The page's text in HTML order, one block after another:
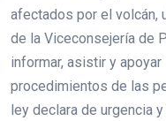
afectados por el volcán,
de la Viceconsejería de
informar, asistir y
procedimientos de las
ley declara de urgencia